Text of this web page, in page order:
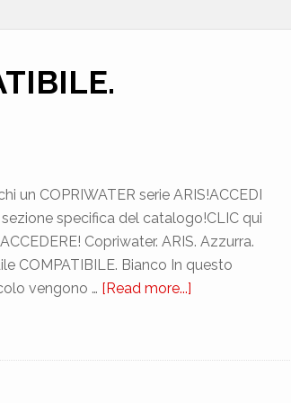
un COPRIWATER serie ARIS!ACCEDI
specifica del catalogo!CLIC qui
Copriwater. ARIS. Azzurra.
COMPATIBILE. Bianco In questo
vengono … [Read more...]
COMPATIBILE.